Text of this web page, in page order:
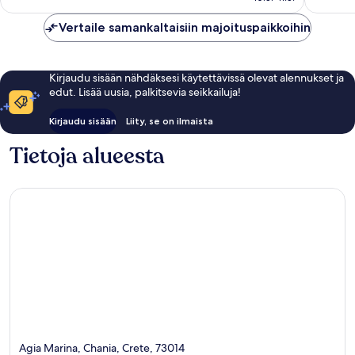
arvostelua
Vertaile samankaltaisiin majoituspaikkoihin
Kirjaudu sisään nähdäksesi käytettävissä olevat alennukset ja
edut. Lisää uusia, palkitsevia seikkailuja!
Kirjaudu sisään Liity, se on ilmaista
Tietoja alueesta
Agia Marina, Chania, Crete, 73014